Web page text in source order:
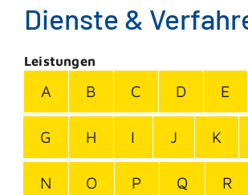
Dienste &
Leistungen
A B C D E
G H I J K
N O P Q R